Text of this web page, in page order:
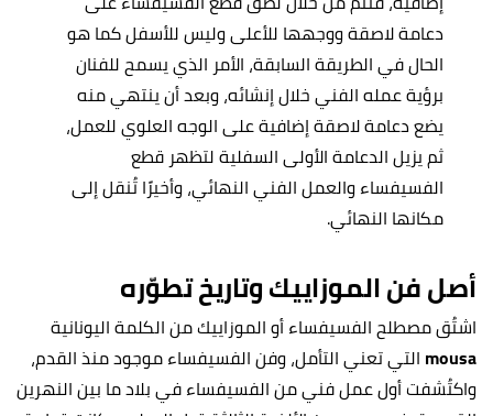
دعامة لاصقة ووجهها للأعلى وليس للأسفل كما هو
الحال في الطريقة السابقة، الأمر الذي يسمح للفنان
برؤية عمله الفني خلال إنشائه، وبعد أن ينتهي منه
يضع دعامة لاصقة إضافية على الوجه العلوي للعمل،
ثم يزيل الدعامة الأولى السفلية لتظهر قطع
الفسيفساء والعمل الفني النهائي، وأخيرًا تُنقل إلى
مكانها النهائي.
أصل فن الموزاييك وتاريخ تطوّره
اشتُق مصطلح الفسيفساء أو الموزاييك من الكلمة اليونانية
mousa التي تعني التأمل، وفن الفسيفساء موجود منذ القدم،
واكتُشفت أول عمل فني من الفسيفساء في بلاد ما بين النهرين